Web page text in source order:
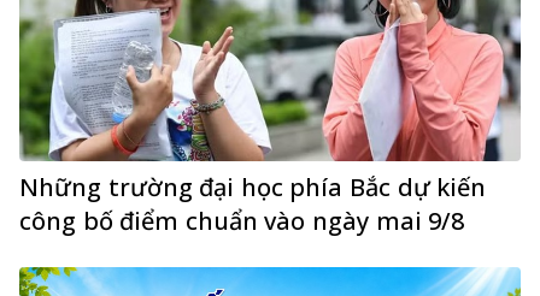
Những trường đại học phía Bắc dự kiến
công bố điểm chuẩn vào ngày mai 9/8